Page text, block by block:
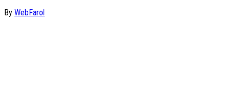
By WebFarol